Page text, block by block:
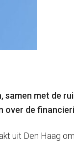
samen met de
over de
uit Den Haag